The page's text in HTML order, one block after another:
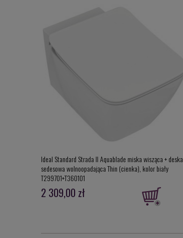
Ideal Standard Strada II Aquablade miska wisząca + deska
sedesowa wolnoopadająca Thin (cienka), kolor biały
T299701+T360101
2 309,00 zł